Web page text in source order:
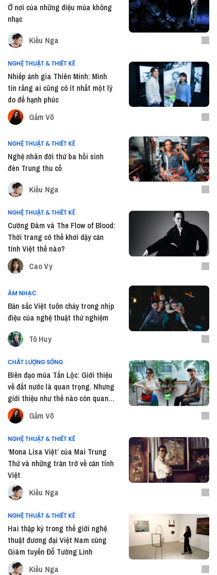
Ở nơi của những điệu múa không
nhạc
Kiều Nga
NGHỆ THUẬT & THIẾT KẾ
Nhiếp ảnh gia Thiên Minh: Mình
tin rằng ai cũng có ít nhất một lý
do để hạnh phúc
Gấm Võ
NGHỆ THUẬT & THIẾT KẾ
Nghệ nhân đời thứ ba hồi sinh
đèn Trung thu cổ
Kiều Nga
NGHỆ THUẬT & THIẾT KẾ
Cường Đàm và The Flow of Blood:
Thời trang có thể khơi dậy căn
tính Việt thế nào?
Cao Vy
ÂM NHẠC
Bản sắc Việt tuôn chảy trong nhịp
điệu của nghệ thuật thử nghiệm
Tô Huy
CHẤT LƯỢNG SỐNG
Biên đạo múa Tấn Lộc: Giới thiệu
về đất nước là quan trọng. Nhưng
giới thiệu như thế nào còn quan
trọng hơn!
Gấm Võ
NGHỆ THUẬT & THIẾT KẾ
‘Mona Lisa Việt’ của Mai Trung
Thứ và những trăn trở về căn tính
Việt
Kiều Nga
NGHỆ THUẬT & THIẾT KẾ
Hai thập kỷ trong thế giới nghệ
thuật đương đại Việt Nam cùng
Giám tuyển Đỗ Tường Linh
Kiều Nga